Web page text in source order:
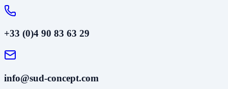
+33 (0)4 90 83 63 29
info@sud-concept.com